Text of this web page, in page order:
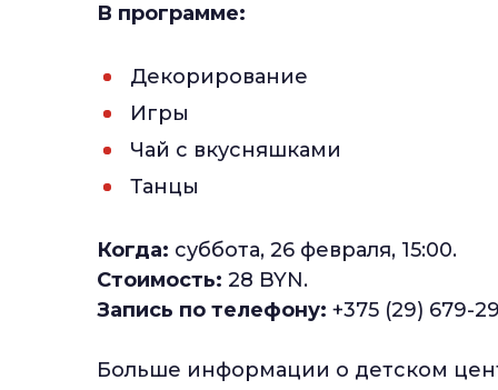
В программе:
Декорирование
Игры
Чай с вкусняшками
Танцы
Когда: суббота, 26 февраля, 15:00.
Стоимость: 28 BYN.
Запись по телефону: +375 (29) 679-
Больше информации о детском